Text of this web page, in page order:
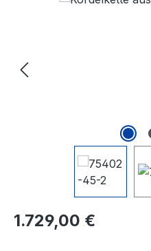
Regulärer Preis:
1.729,00 €